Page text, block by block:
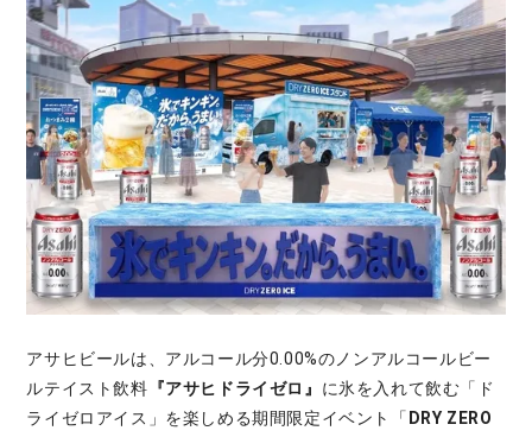
アサヒビールは、アルコール分0.00%のノンアルコールビー
ルテイスト飲料 『アサヒドライゼロ』 に氷を入れて飲む「ド
ライゼロアイス」を楽しめる期間限定イベント「 DRY ZERO